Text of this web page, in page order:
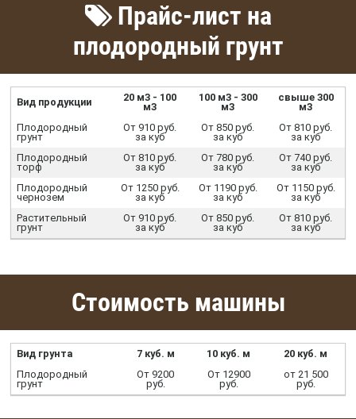
Прайс-лист на
плодородный грунт
Вид продукции
20 м3 - 100
м3
100 м3 - 300
м3
свыше 300
м3
Плодородный
грунт
От 910 руб.
за куб
От 850 руб.
за куб
От 810 руб.
за куб
Плодородный
торф
От 810 руб.
за куб
От 780 руб.
за куб
От 740 руб.
за куб
Плодородный
чернозем
От 1250 руб.
за куб
От 1190 руб.
за куб
От 1150 руб.
за куб
Растительный
грунт
От 910 руб.
за куб
От 850 руб.
за куб
От 810 руб.
за куб
Стоимость машины
Вид грунта 7 куб. м 10 куб. м
20 куб. м
Плодородный
грунт
От 9200
руб.
От 12900
руб.
от 21 500
руб.